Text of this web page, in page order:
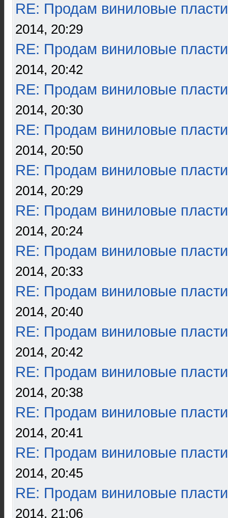
RE: Продам виниловые
2014, 20:29
RE: Продам виниловые
2014, 20:42
RE: Продам виниловые
2014, 20:30
RE: Продам виниловые
2014, 20:50
RE: Продам виниловые
2014, 20:29
RE: Продам виниловые
2014, 20:24
RE: Продам виниловые
2014, 20:33
RE: Продам виниловые
2014, 20:40
RE: Продам виниловые
2014, 20:42
RE: Продам виниловые
2014, 20:38
RE: Продам виниловые
2014, 20:41
RE: Продам виниловые
2014, 20:45
RE: Продам виниловые
2014, 21:06